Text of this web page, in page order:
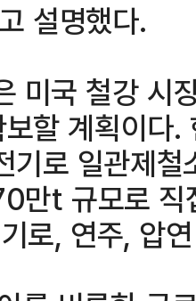
설명했다.
미국 철강 시
할 계획이다
기로 일관제
만t 규모로
로, 연주, 압